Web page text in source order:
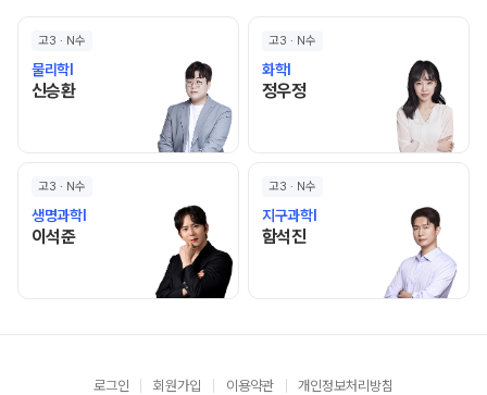
고3 · N수
물리학I
신승환신승환 선생님 홈 바로가기
고3 · N수
화학I
정우정정우정 선생님 홈 바로가기
고3 · N수
생명과학I
이석준이석준 선생님 홈 바로가기
고3 · N수
지구과학I
함석진함석진 선생님 홈 바로가기
로그인 회원가입 이용약관 개인정보처리방침